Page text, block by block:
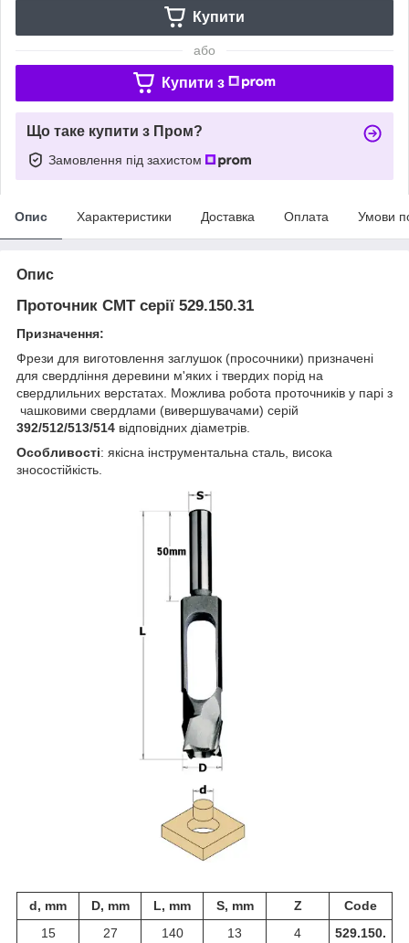
Купити
або
Купити з
Що таке купити з Пром?
Замовлення під захистом
Опис Характеристики Доставка Оплата Умови
Опис
Проточник CMT серії 529.150.31
Призначення:
Фрези для виготовлення заглушок (просочники) призначені
для свердління деревини м'яких і твердих порід на
свердлильних верстатах. Можлива робота проточників у парі з
чашковими свердлами (вивершувачами) серій
392/512/513/514 відповідних діаметрів.
Особливості: якісна інструментальна сталь, висока
зносостійкість.
d, mm D, mm L, mm S, mm Z
Code
15
27 140 13 4
529.150.